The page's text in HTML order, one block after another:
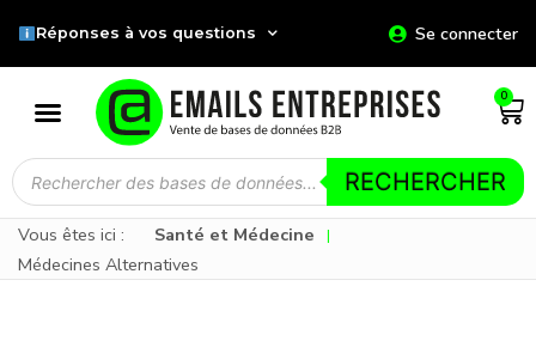
Réponses à vos questions Se connecter
0
RECHERCHER
Vous êtes ici : Santé et Médecine |
Médecines Alternatives